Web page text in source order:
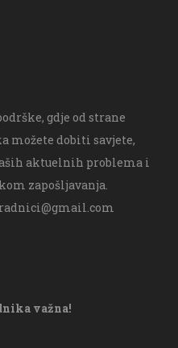
gdje od strane
možete dobiti savjete,
aktuelnih problema i
zapošljavanja.
važna!